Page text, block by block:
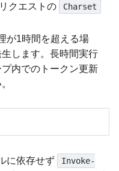
クエストの Charset
が1時間を超える場
します。長時間実行
内でのトークン更新
に依存せず Invoke-